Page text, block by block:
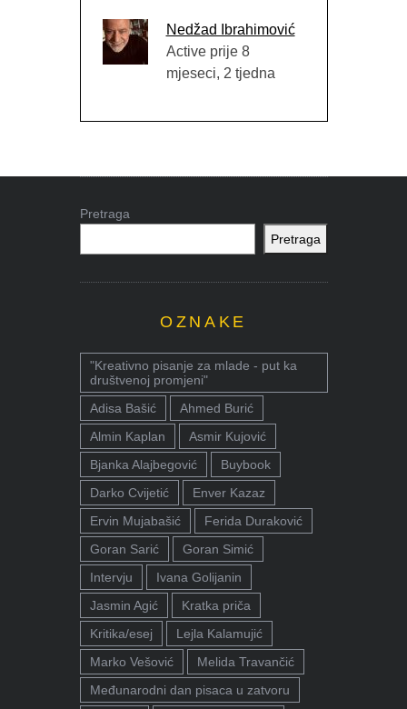
Nedžad Ibrahimović
Active prije 8
mjeseci, 2 tjedna
Pretraga
Pretraga
OZNAKE
"Kreativno pisanje za mlade - put ka
društvenoj promjeni"
Adisa Bašić
Ahmed Burić
Almin Kaplan
Asmir Kujović
Bjanka Alajbegović
Buybook
Darko Cvijetić
Enver Kazaz
Ervin Mujabašić
Ferida Duraković
Goran Sarić
Goran Simić
Intervju
Ivana Golijanin
Jasmin Agić
Kratka priča
Kritika/esej
Lejla Kalamujić
Marko Vešović
Melida Travančić
Međunarodni dan pisaca u zatvoru